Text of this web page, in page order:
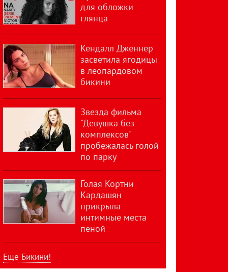
для обложки
глянца
Кендалл Дженнер
засветила ягодицы
в леопардовом
бикини
Звезда фильма
"Девушка без
комплексов"
пробежалась голой
по парку
Голая Кортни
Кардашян
прикрыла
интимные места
пеной
Еще Бикини!